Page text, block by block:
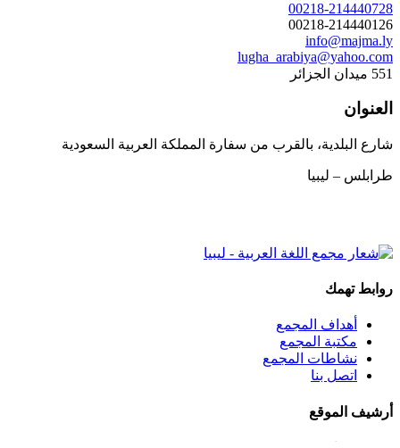
00218-214440728
00218-214440126
info@majma.ly
lugha_arabiya@yahoo.com
551 ميدان الجزائر
العنوان
شارع البلدية، بالقرب من سفارة المملكة العربية السعودية
طرابلس – ليبيا
روابط تهمك
أهداف المجمع
مكتبة المجمع
نشاطات المجمع
اتصل بنا
أرشيف الموقع